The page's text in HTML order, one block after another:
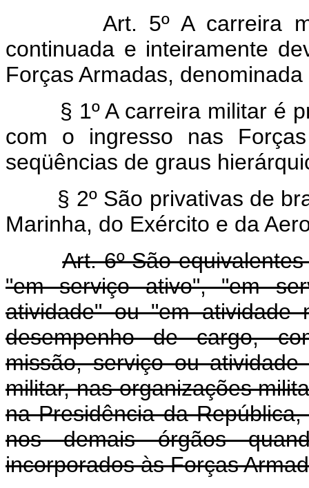
Art. 5º A carreira
continuada e inteiramente
Forças Armadas,
§ 1º A carreira militar é
com o ingresso nas
seqüências de graus
§ 2º São privativas de
Marinha, do Exército e da
Art. 6º São
"em serviço ativo", "em
atividade" ou "em atividade
desempenho de cargo,
missão, serviço ou
militar, nas organizações
na Presidência da
nos demais órgãos
incorporados às Forças